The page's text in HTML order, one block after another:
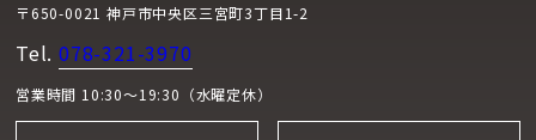
〒650-0021 神戸市中央区三宮町3丁目1-2
Tel. 078-321-3970
営業時間 10:30～19:30（水曜定休）